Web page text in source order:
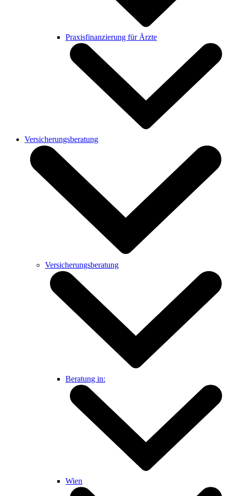
Praxisfinanzierung für Ärzte
Versicherungsberatung
Versicherungsberatung
Beratung in:
Wien